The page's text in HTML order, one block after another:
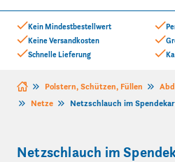
Kein Mindestbestellwert
Keine Versandkosten
Schnelle Lieferung
Zum Inhalt springen
Polstern, Schützen, Füllen
Netze
Netzschlauch im
Netzschlauch im